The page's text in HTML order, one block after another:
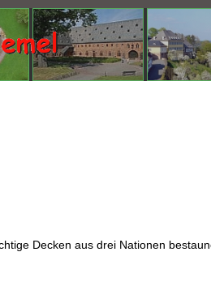
Decken aus drei Nationen